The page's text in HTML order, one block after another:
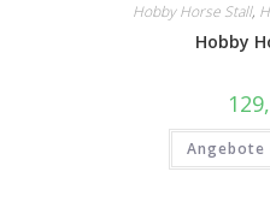
Hobby Horse Stall,
Hobby
Angebote